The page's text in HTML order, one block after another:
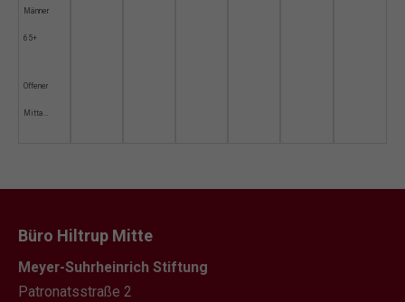
Männer
65+
Offener
Mittagstisch
Büro Hiltrup Mitte
Meyer-Suhrheinrich Stiftung
Patronatsstraße 2